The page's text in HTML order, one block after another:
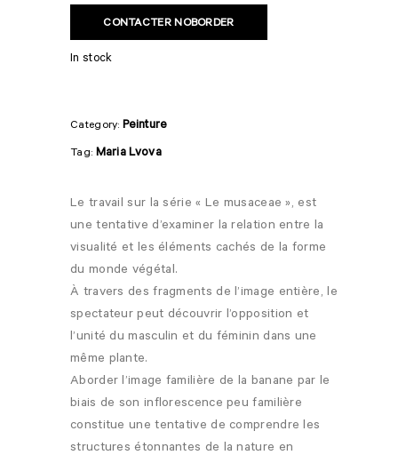
CONTACTER NOBORDER
In stock
Category: Peinture
Tag: Maria Lvova
Le travail sur la série « Le musaceae », est
une tentative d’examiner la relation entre la
visualité et les éléments cachés de la forme
du monde végétal.
À travers des fragments de l’image entière, le
spectateur peut découvrir l’opposition et
l’unité du masculin et du féminin dans une
même plante.
Aborder l’image familière de la banane par le
biais de son inflorescence peu familière
constitue une tentative de comprendre les
structures étonnantes de la nature en